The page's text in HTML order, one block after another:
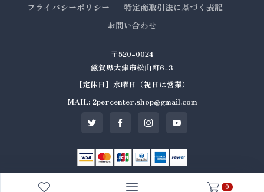
プライバシーポリシー
特定商取引法に基づく表記
お問い合わせ
〒520-0024
滋賀県大津市松山町6-3
【定休日】水曜日（祝日は営業）
MAIL: 2percenter.shop@gmail.com
0